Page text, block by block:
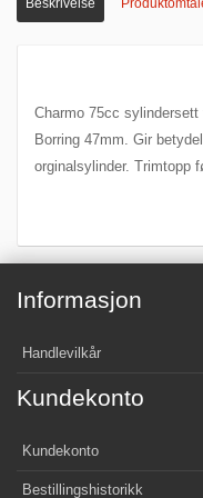
Beskrivelse
Charmo 75cc
Borring 47mm. Gir
orginalsylinder. Trimtopp
Informasjon
Handlevilkår
Kundekonto
Kundekonto
Bestillingshistorikk